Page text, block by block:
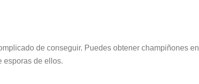
de conseguir. Puedes obtener champiñones en
esporas de ellos.